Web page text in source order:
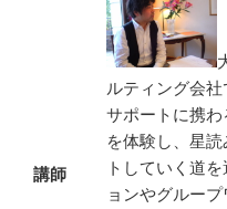
講師
ルティング会
サポートに携
を体験し、星
トしていく道
ョンやグルー